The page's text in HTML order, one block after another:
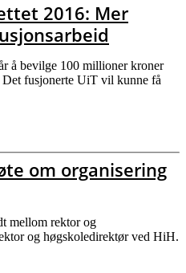
2016: Mer
å bevilge 100 millioner kroner
fusjonerte UiT vil kunne få
om organisering
mellom rektor og
og høgskoledirektør ved HiH.